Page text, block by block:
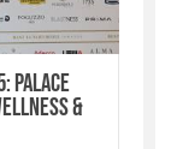
PALACE
&